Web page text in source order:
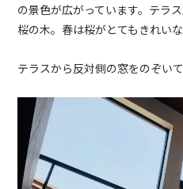
の景色が広がっています。テラ
桜の木。春は桜がとてもきれい
テラスから反対側の窓をのぞい